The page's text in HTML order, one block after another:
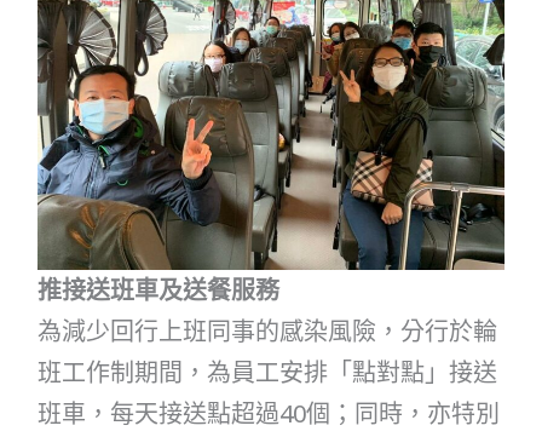
推接送班車及送餐服務
為減少回行上班同事的感染風險，分行於輪
班工作制期間，為員工安排「點對點」接送
班車，每天接送點超過40個；同時，亦特別